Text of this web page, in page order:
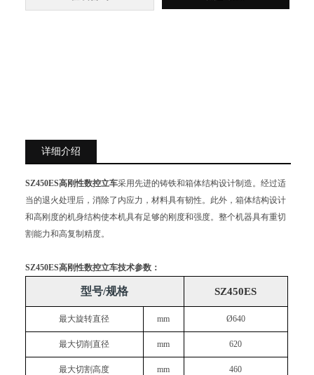
详细介绍
SZ450ES高刚性数控立车采用先进的铸铁和箱体结构设计制造。经过适
当的退火处理后，消除了内应力，材料具有韧性。此外，箱体结构设计
和高刚度的机身结构使本机具有足够的刚度和强度。整个机器具有重切
割能力和高复制精度。
SZ450ES高刚性数控立车技术参数：
型号/规格 SZ450ES
最大旋转直径 mm Ø640
最大切削直径 mm 620
最大切割高度 mm 460